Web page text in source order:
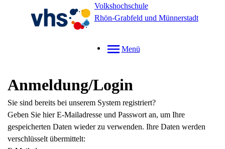
Volkshochschule
Rhön-Grabfeld und Münnerstadt
Menü
Anmeldung/Login
Sie sind bereits bei unserem System registriert?
Geben Sie hier E-Mailadresse und Passwort an, um Ihre
gespeicherten Daten wieder zu verwenden. Ihre Daten werden
verschlüsselt übermittelt: